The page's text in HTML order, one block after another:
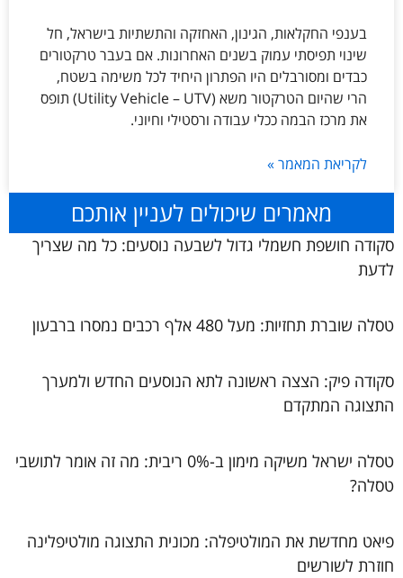
בענפי החקלאות, הגינון, האחזקה והתשתיות בישראל, חל
שינוי תפיסתי עמוק בשנים האחרונות. אם בעבר טרקטורים
כבדים ומסורבלים היו הפתרון היחיד לכל משימה בשטח,
הרי שהיום הטרקטור משא (Utility Vehicle – UTV) תופס
את מרכז הבמה ככלי עבודה ורסטילי וחיוני.
לקריאת המאמר »
מאמרים שיכולים לעניין אותכם
סקודה חושפת חשמלי גדול לשבעה נוסעים: כל מה שצריך
לדעת
טסלה שוברת תחזיות: מעל 480 אלף רכבים נמסרו ברבעון
סקודה פיק: הצצה ראשונה לתא הנוסעים החדש ולמערך
התצוגה המתקדם
טסלה ישראל משיקה מימון ב-0% ריבית: מה זה אומר לתושבי
טסלה?
פיאט מחדשת את המולטיפלה: מכונית התצוגה מולטיפלינה
חוזרת לשורשים